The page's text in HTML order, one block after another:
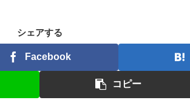
シェアする
Facebook
コピー